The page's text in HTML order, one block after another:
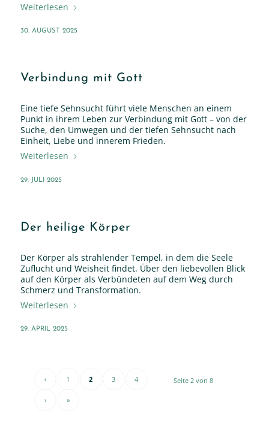
Weiterlesen
30. AUGUST 2025
Verbindung mit Gott
Eine tiefe Sehnsucht führt viele Menschen an einem
Punkt in ihrem Leben zur Verbindung mit Gott – von der
Suche, den Umwegen und der tiefen Sehnsucht nach
Einheit, Liebe und innerem Frieden.
Weiterlesen
29. JULI 2025
Der heilige Körper
Der Körper als strahlender Tempel, in dem die Seele
Zuflucht und Weisheit findet. Über den liebevollen Blick
auf den Körper als Verbündeten auf dem Weg durch
Schmerz und Transformation.
Weiterlesen
29. APRIL 2025
Seite 2 von 8
‹ 1 2 3 4
› »